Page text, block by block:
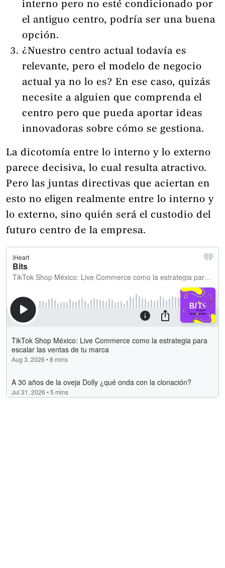
interno pero no esté condicionado por
el antiguo centro, podría ser una buena
opción.
¿Nuestro centro actual todavía es
relevante, pero el modelo de negocio
actual ya no lo es? En ese caso, quizás
necesite a alguien que comprenda el
centro pero que pueda aportar ideas
innovadoras sobre cómo se gestiona.
La dicotomía entre lo interno y lo externo
parece decisiva, lo cual resulta atractivo.
Pero las juntas directivas que aciertan en
esto no eligen realmente entre lo interno y
lo externo, sino quién será el custodio del
futuro centro de la empresa.